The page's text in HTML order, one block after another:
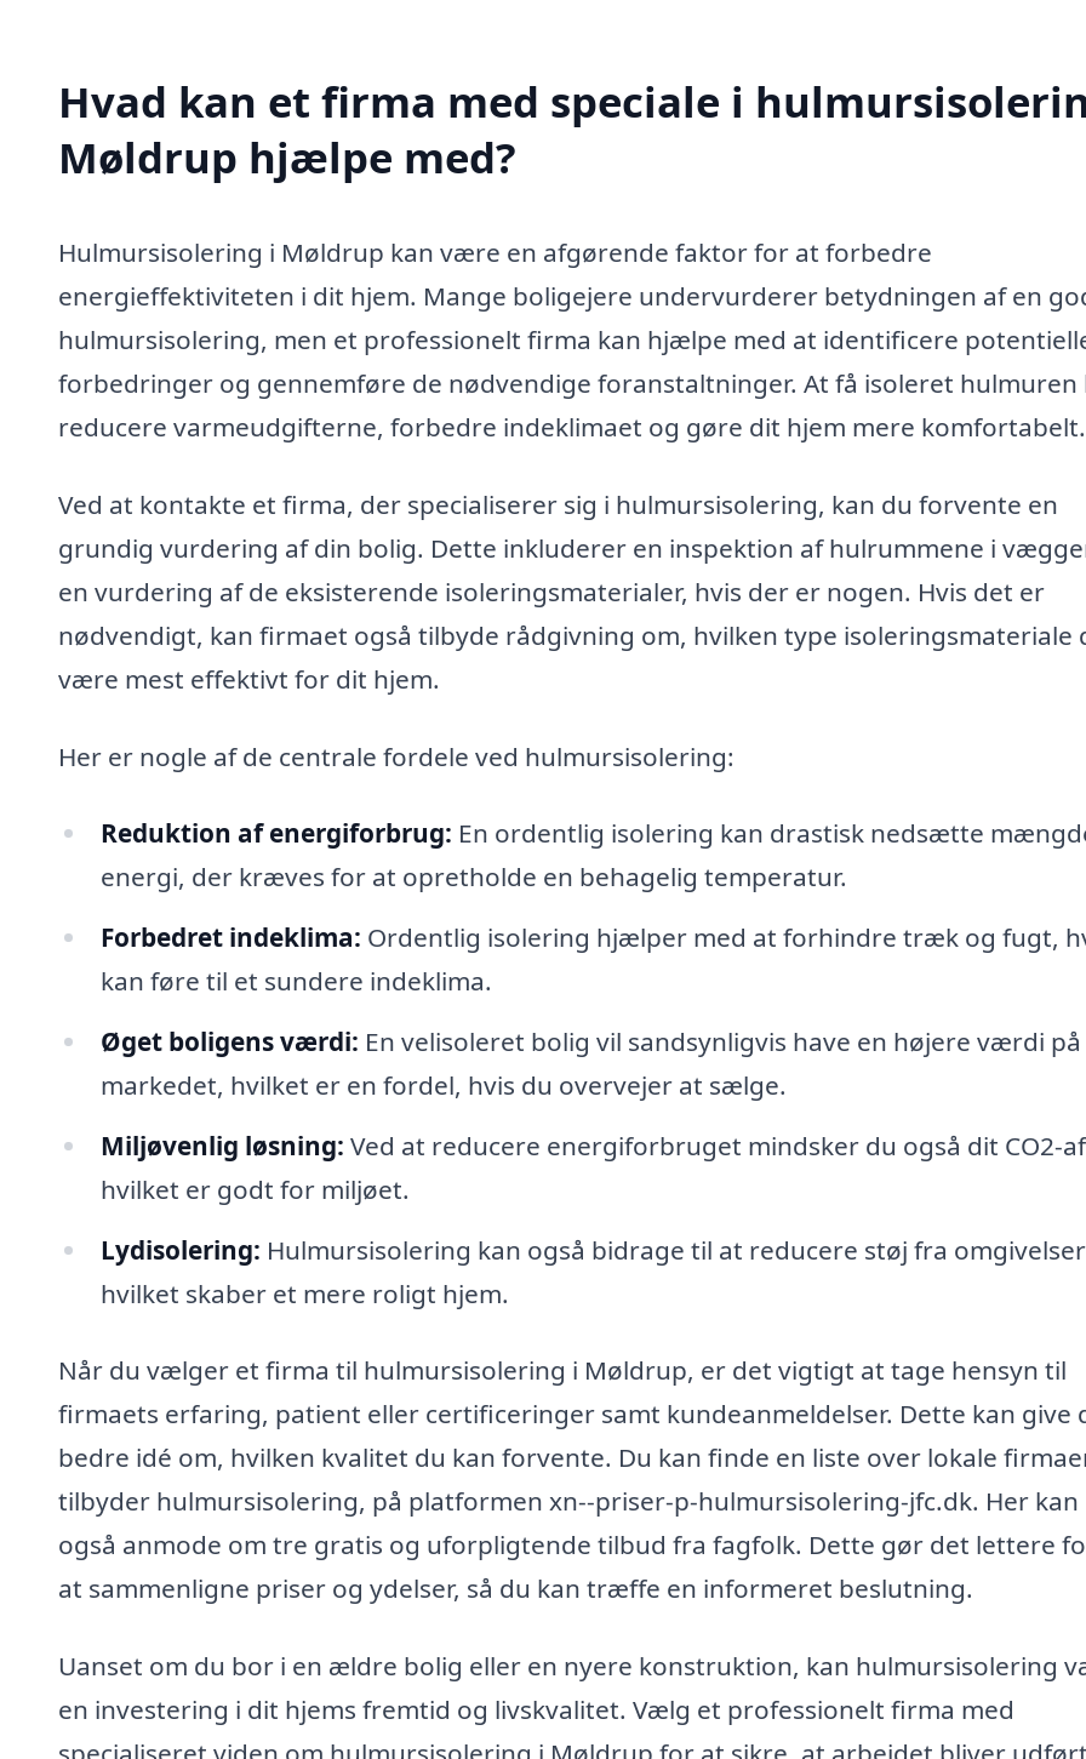
Hvad kan et firma med speciale i
Møldrup hjælpe med?
Hulmursisolering i Møldrup kan være en afgørende faktor for at forbedre
energieffektiviteten i dit hjem. Mange boligejere undervurderer betydningen af en
hulmursisolering, men et professionelt firma kan hjælpe med at identificere
forbedringer og gennemføre de nødvendige foranstaltninger. At få isoleret hulmuren
reducere varmeudgifterne, forbedre indeklimaet og gøre dit hjem mere komfortabelt.
Ved at kontakte et firma, der specialiserer sig i hulmursisolering, kan du forvente en
grundig vurdering af din bolig. Dette inkluderer en inspektion af hulrummene i
en vurdering af de eksisterende isoleringsmaterialer, hvis der er nogen. Hvis det er
nødvendigt, kan firmaet også tilbyde rådgivning om, hvilken type isoleringsmateriale
være mest effektivt for dit hjem.
Her er nogle af de centrale fordele ved hulmursisolering:
Reduktion af energiforbrug: En ordentlig isolering kan drastisk nedsætte
energi, der kræves for at opretholde en behagelig temperatur.
Forbedret indeklima: Ordentlig isolering hjælper med at forhindre træk og fugt,
kan føre til et sundere indeklima.
Øget boligens værdi: En velisoleret bolig vil sandsynligvis have en højere værdi på
markedet, hvilket er en fordel, hvis du overvejer at sælge.
Miljøvenlig løsning: Ved at reducere energiforbruget mindsker du også dit CO2-
hvilket er godt for miljøet.
Lydisolering: Hulmursisolering kan også bidrage til at reducere støj fra
hvilket skaber et mere roligt hjem.
Når du vælger et firma til hulmursisolering i Møldrup, er det vigtigt at tage hensyn til
firmaets erfaring, patient eller certificeringer samt kundeanmeldelser. Dette kan give
bedre idé om, hvilken kvalitet du kan forvente. Du kan finde en liste over lokale
tilbyder hulmursisolering, på platformen xn--priser-p-hulmursisolering-jfc.dk. Her kan
også anmode om tre gratis og uforpligtende tilbud fra fagfolk. Dette gør det lettere
at sammenligne priser og ydelser, så du kan træffe en informeret beslutning.
Uanset om du bor i en ældre bolig eller en nyere konstruktion, kan hulmursisolering
en investering i dit hjems fremtid og livskvalitet. Vælg et professionelt firma med